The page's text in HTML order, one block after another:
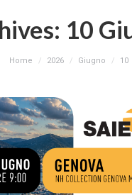
10
Home 2026 Giugno 10